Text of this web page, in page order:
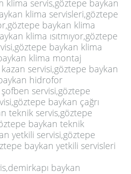
klima servis,göztepe baykan
klima servisleri,göztepe
baykan klima
klima ısıtmıyor,göztepe
baykan klima
klima montaj
servisi,göztepe baykan
hidrofor
servisi,göztepe
baykan çağrı
teknik servis,göztepe
baykan teknik
yetkili servisi,göztepe
baykan yetkili servisleri
baykan